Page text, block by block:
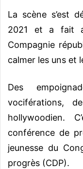
La scène s’est
2021 et a fait
Compagnie
calmer les uns et
Des
vociférations,
hollywoodien.
conférence de
jeunesse du
progrès (CDP).